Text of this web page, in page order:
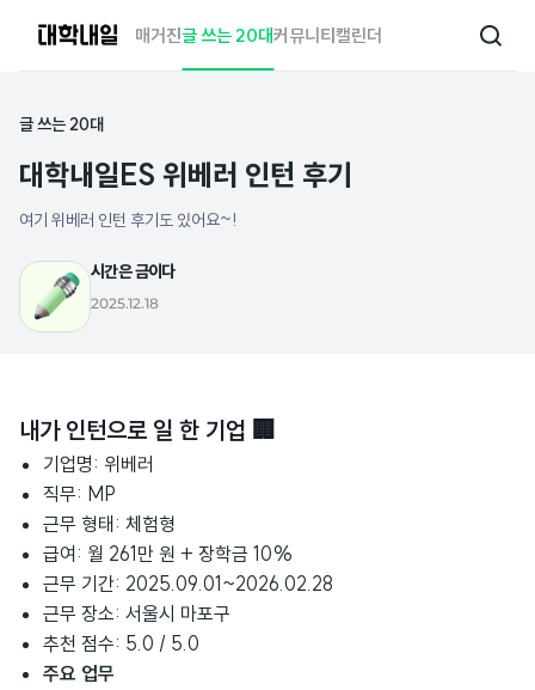
매거진글 쓰는 20대커뮤니티캘린더
검
글 쓰는 20대
대학내일ES 위베러 인턴 후기
여기 위베러 인턴 후기도 있어요~!
시간은 금이다
2025.12.18
내가 인턴으로 일 한 기업 🏢
기업명: 위베러
직무: MP
근무 형태: 체험형
급여: 월 261만 원 + 장학금 10%
근무 기간: 2025.09.01~2026.02.28
근무 장소: 서울시 마포구
추천 점수: 5.0 / 5.0
주요 업무